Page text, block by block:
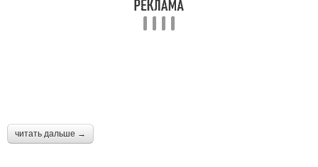
читать дальше →